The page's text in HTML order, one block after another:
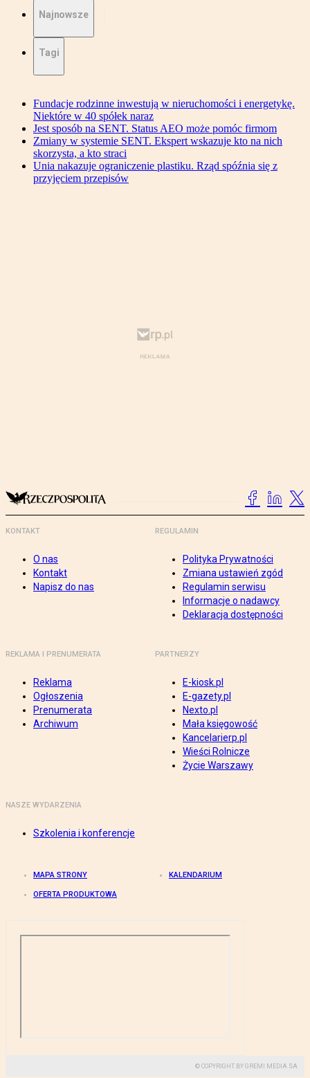
Najnowsze
Tagi
Fundacje rodzinne inwestują w nieruchomości i energetykę.
Niektóre w 40 spółek naraz
Jest sposób na SENT. Status AEO może pomóc firmom
Zmiany w systemie SENT. Ekspert wskazuje kto na nich
skorzysta, a kto straci
Unia nakazuje ograniczenie plastiku. Rząd spóźnia się z
przyjęciem przepisów
KONTAKT
O nas
Kontakt
Napisz do nas
REGULAMIN
Polityka Prywatności
Zmiana ustawień zgód
Regulamin serwisu
Informacje o nadawcy
Deklaracja dostępności
REKLAMA I PRENUMERATA
Reklama
Ogłoszenia
Prenumerata
Archiwum
PARTNERZY
E-kiosk.pl
E-gazety.pl
Nexto.pl
Mała księgowość
Kancelarierp.pl
Wieści Rolnicze
Życie Warszawy
NASZE WYDARZENIA
Szkolenia i konferencje
MAPA STRONY KALENDARIUM
OFERTA PRODUKTOWA
© COPYRIGHT BY GREMI MEDIA SA